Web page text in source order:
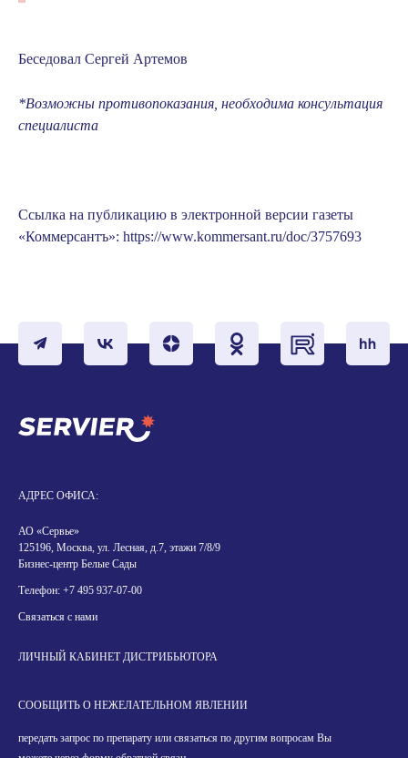
Беседовал Сергей Артемов
*Возможны противопоказания, необходима консультация
специалиста
Ссылка на публикацию в электронной версии газеты
«Коммерсантъ»: https://www.kommersant.ru/doc/3757693
АДРЕС ОФИСА:
АО «Сервье»
125196, Москва, ул. Лесная, д.7, этажи 7/8/9
Бизнес-центр Белые Сады
Телефон: +7 495 937-07-00
Связаться с нами
ЛИЧНЫЙ КАБИНЕТ ДИСТРИБЬЮТОРА
СООБЩИТЬ О НЕЖЕЛАТЕЛЬНОМ ЯВЛЕНИИ
передать запрос по препарату или связаться по другим вопросам Вы